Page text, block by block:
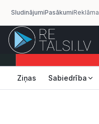
SludinājumiPasākumiReklāma
Ziņas Sabiedrība